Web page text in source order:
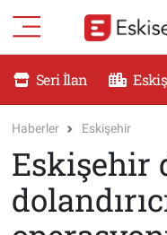
Seri İlan
Haberler Eskişehir
Eskişehir
RESMİ İLANLAR
DÜNYA
SAĞLIK
Eskişehir
Eskişehir
Eskişehir Trafik